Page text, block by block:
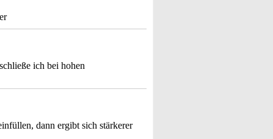
ich bei hohen
dann ergibt sich stärkerer